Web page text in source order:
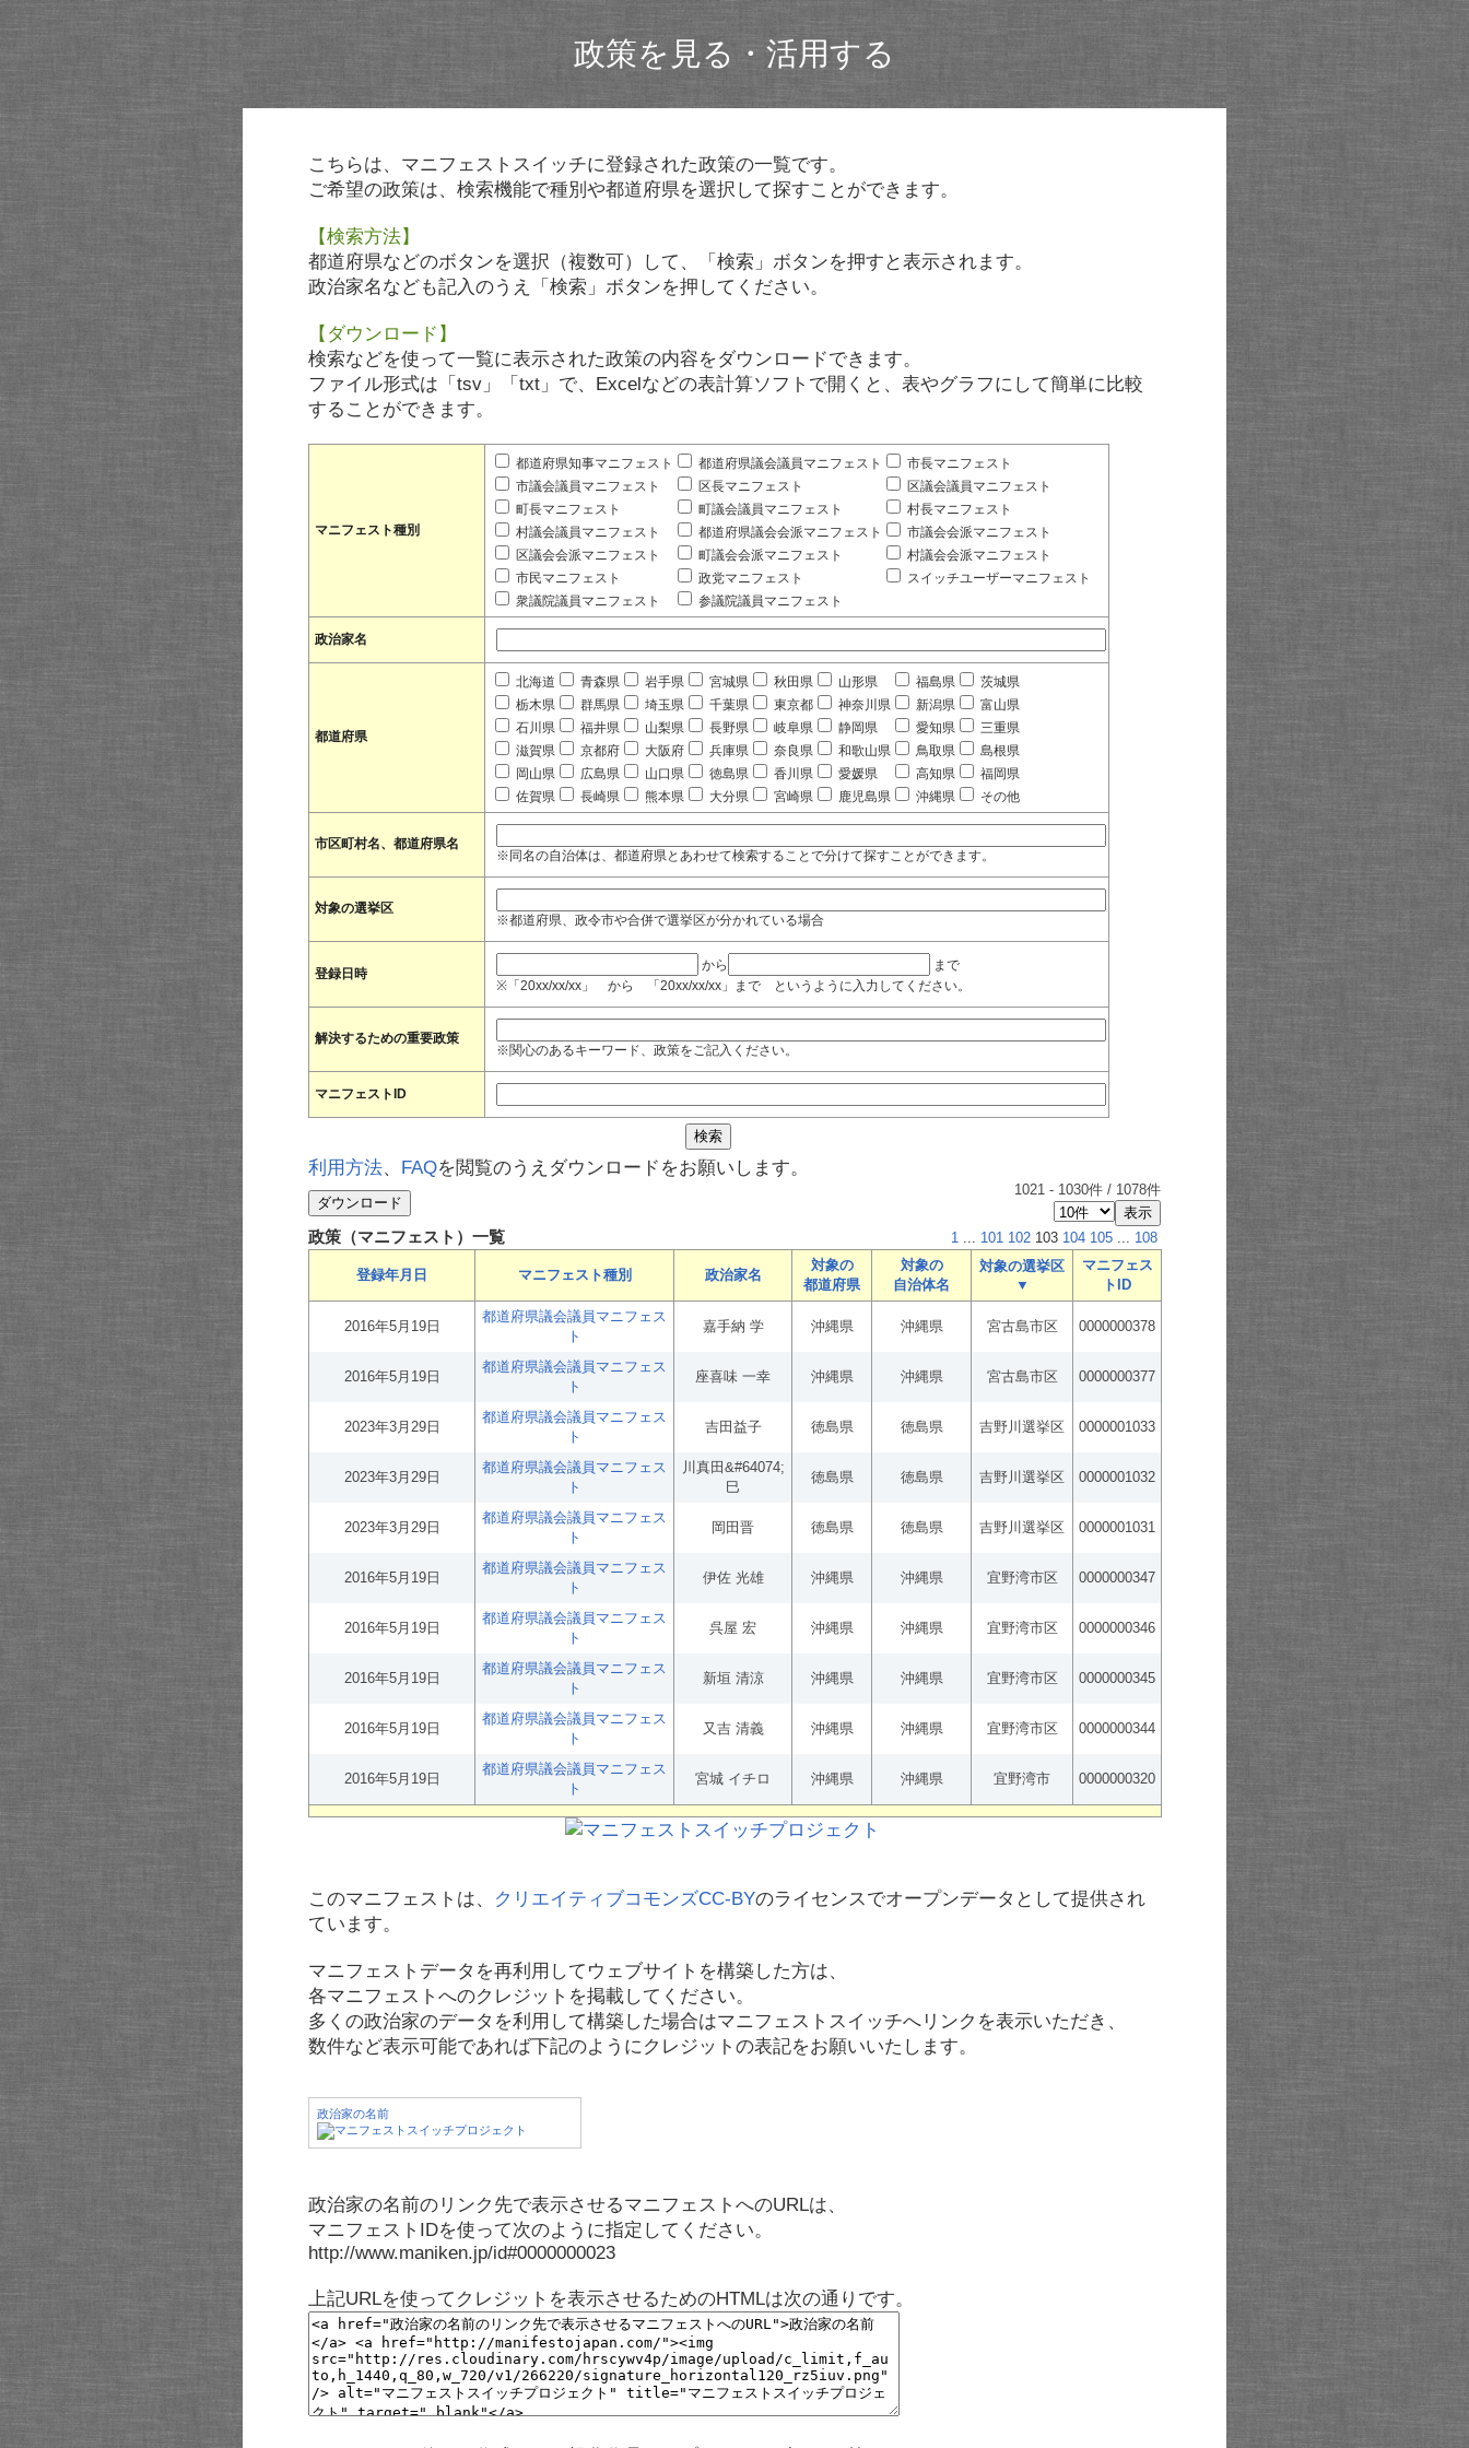
政策を見る・活用する
こちらは、マニフェストスイッチに登録された政策の一覧です。
ご希望の政策は、検索機能で種別や都道府県を選択して探すことができます。
【検索方法】
都道府県などのボタンを選択（複数可）して、「検索」ボタンを押すと表示されます。
政治家名なども記入のうえ「検索」ボタンを押してください。
【ダウンロード】
検索などを使って一覧に表示された政策の内容をダウンロードできます。
ファイル形式は「tsv」「txt」で、Excelなどの表計算ソフトで開くと、表やグラフにして簡単に比較
することができます。
マニフェスト種別
都道府県知事マニフェスト 都道府県議会議員マニフェスト
市長マニフェスト
市議会議員マニフェスト
区長マニフェスト
区議会議員マニフェスト
町長マニフェスト
町議会議員マニフェスト
村長マニフェスト
村議会議員マニフェスト
都道府県議会会派マニフェスト
市議会会派マニフェスト
区議会会派マニフェスト
町議会会派マニフェスト
村議会会派マニフェスト
市民マニフェスト
政党マニフェスト
スイッチユーザーマニフェスト
衆議院議員マニフェスト
参議院議員マニフェスト
政治家名
都道府県
北海道 青森県 岩手県 宮城県 秋田県 山形県 福島県
茨城県
栃木県
群馬県 埼玉県 千葉県 東京都 神奈川県 新潟県
富山県
石川県
福井県 山梨県 長野県 岐阜県 静岡県 愛知県
三重県
滋賀県
京都府 大阪府 兵庫県 奈良県 和歌山県 鳥取県
島根県
岡山県
広島県 山口県 徳島県 香川県 愛媛県 高知県
福岡県
佐賀県
長崎県 熊本県 大分県 宮崎県 鹿児島県 沖縄県 その他
市区町村名、都道府県名
※同名の自治体は、都道府県とあわせて検索することで分けて探すことができます。
対象の選挙区
※都道府県、政令市や合併で選挙区が分かれている場合
登録日時
から
まで
※「20xx/xx/xx」 から 「20xx/xx/xx」まで というように入力してください。
解決するための重要政策
※関心のあるキーワード、政策をご記入ください。
マニフェストID
利用方法、 FAQを閲覧のうえダウンロードをお願いします。
1021 - 1030件 / 1078件
政策（マニフェスト）一覧 1 ... 101 102 103 104 105 ... 108
登録年月日 マニフェスト種別 政治家名
対象の
都道府県
対象の
自治体名
対象の選挙区
▼
マニフェス
トID
2016年5月19日
都道府県議会議員マニフェス
ト
嘉手納 学 沖縄県 沖縄県 宮古島市区 0000000378
2016年5月19日
都道府県議会議員マニフェス
ト
座喜味 一幸 沖縄県 沖縄県 宮古島市区 0000000377
2023年3月29日
都道府県議会議員マニフェス
ト
吉田益子 徳島県 徳島県 吉野川選挙区 0000001033
2023年3月29日
都道府県議会議員マニフェス
ト
川真田&#64074;
巳
徳島県 徳島県 吉野川選挙区 0000001032
2023年3月29日
都道府県議会議員マニフェス
ト
岡田晋 徳島県 徳島県 吉野川選挙区 0000001031
2016年5月19日
都道府県議会議員マニフェス
ト
伊佐 光雄 沖縄県 沖縄県 宜野湾市区 0000000347
2016年5月19日
都道府県議会議員マニフェス
ト
呉屋 宏 沖縄県 沖縄県 宜野湾市区 0000000346
2016年5月19日
都道府県議会議員マニフェス
ト
新垣 清涼 沖縄県 沖縄県 宜野湾市区 0000000345
2016年5月19日
都道府県議会議員マニフェス
ト
又吉 清義 沖縄県 沖縄県 宜野湾市区 0000000344
2016年5月19日
都道府県議会議員マニフェス
ト
宮城 イチロ 沖縄県 沖縄県 宜野湾市 0000000320
このマニフェストは、 クリエイティブコモンズCC-BYのライセンスでオープンデータとして提供され
ています。
マニフェストデータを再利用してウェブサイトを構築した方は、
各マニフェストへのクレジットを掲載してください。
多くの政治家のデータを利用して構築した場合はマニフェストスイッチへリンクを表示いただき、
数件など表示可能であれば下記のようにクレジットの表記をお願いいたします。
政治家の名前
政治家の名前のリンク先で表示させるマニフェストへのURLは、
マニフェストIDを使って次のように指定してください。
http://www.maniken.jp/id#0000000023
上記URLを使ってクレジットを表示させるためのHTMLは次の通りです。